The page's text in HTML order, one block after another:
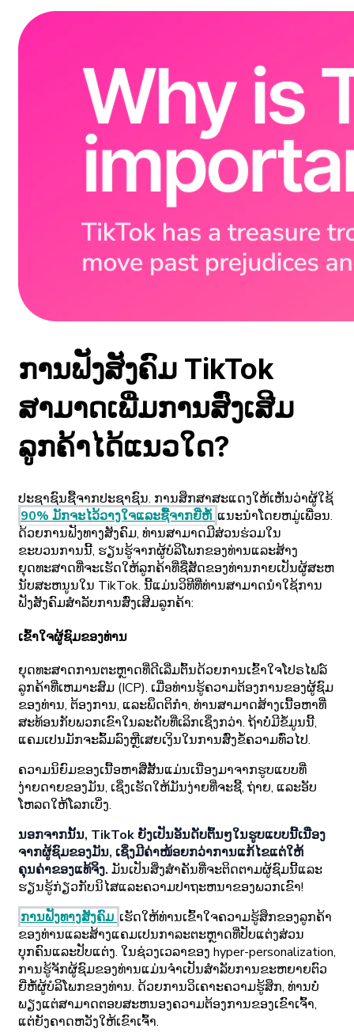
ການຟັງສັງຄົມ TikTok
ສາມາດເພີ່ມການສົ່ງເສີມ
ລູກຄ້າໄດ້ແນວໃດ?
ປະຊາຊົນຊື້ຈາກປະຊາຊົນ. ການສຶກສາສະແດງໃຫ້ເຫັນວ່າຜູ້ໃຊ້
90% ມັກຈະໄວ້ວາງໃຈແລະຊື້ຈາກຍີ່ຫໍ້ ແນະນໍາໂດຍຫມູ່ເພື່ອນ.
ດ້ວຍການຟັງທາງສັງຄົມ, ທ່ານສາມາດມີສ່ວນຮ່ວມໃນ
ຂະບວນການນີ້, ຮຽນຮູ້ຈາກຜູ້ບໍລິໂພກຂອງທ່ານແລະສ້າງ
ຍຸດທະສາດທີ່ຈະເຮັດໃຫ້ລູກຄ້າທີ່ຊື່ສັດຂອງທ່ານກາຍເປັນຜູ້ສະຫ
ນັບສະຫນູນໃນ TikTok. ນີ້ແມ່ນວິທີທີ່ທ່ານສາມາດນໍາໃຊ້ການ
ຟັງສັງຄົມສໍາລັບການສົ່ງເສີມລູກຄ້າ:
ເຂົ້າໃຈຜູ້ຊົມຂອງທ່ານ
ຍຸດທະສາດການຕະຫຼາດທີ່ດີເລີ່ມຕົ້ນດ້ວຍການເຂົ້າໃຈໂປຣໄຟລ໌
ລູກຄ້າທີ່ເຫມາະສົມ (ICP). ເມື່ອທ່ານຮູ້ຄວາມຕ້ອງການຂອງຜູ້ຊົມ
ຂອງທ່ານ, ຕ້ອງການ, ແລະພຶດຕິກໍາ, ທ່ານສາມາດສ້າງເນື້ອຫາທີ່
ສະທ້ອນກັບພວກເຂົາໃນລະດັບທີ່ເລິກເຊິ່ງກວ່າ. ຖ້າບໍ່ມີຂໍ້ມູນນີ້,
ແຄມເປນມັກຈະລົ້ມລົງຫຼືເສຍເງິນໃນການສົ່ງຂໍ້ຄວາມທົ່ວໄປ.
ຄວາມນິຍົມຂອງເນື້ອຫາສື່ສັ້ນແມ່ນເນື່ອງມາຈາກຮູບແບບທີ່
ງ່າຍດາຍຂອງມັນ, ເຊິ່ງເຮັດໃຫ້ມັນງ່າຍທີ່ຈະຊີ້, ຖ່າຍ, ແລະອັບ
ໂຫລດໃຫ້ໂລກເບິ່ງ.
ນອກຈາກນັ້ນ, TikTok ຍັງເປັນອັນດັບຕົ້ນໆໃນຮູບແບບນີ້ເນື່ອງ
ຈາກຜູ້ຊົມຂອງມັນ, ເຊິ່ງມີຄ່າໜ້ອຍກວ່າການແກ້ໄຂແຕ່ໃຫ້
ຄຸນຄ່າຂອງແທ້ຈິງ. ມັນເປັນສິ່ງສໍາຄັນທີ່ຈະຕິດຕາມຜູ້ຊົມນີ້ແລະ
ຮຽນຮູ້ກ່ຽວກັບນິໄສແລະຄວາມປາຖະຫນາຂອງພວກເຂົາ!
ການຟັງທາງສັງຄົມ ເຮັດໃຫ້ທ່ານເຂົ້າໃຈຄວາມຮູ້ສຶກຂອງລູກຄ້າ
ຂອງທ່ານແລະສ້າງແຄມເປນກາລະຕະຫຼາດທີ່ປັບແຕ່ງສ່ວນ
ບຸກຄົນແລະປັບແຕ່ງ. ໃນຊ່ວງເວລາຂອງ hyper-personalization,
ການຮູ້ຈັກຜູ້ຊົມຂອງທ່ານແມ່ນຈໍາເປັນສໍາລັບການຂະຫຍາຍຕົວ
ຍີ່ຫໍ້ຜູ້ບໍລິໂພກຂອງທ່ານ. ດ້ວຍການວິເຄາະຄວາມຮູ້ສຶກ, ທ່ານບໍ່
ພຽງແຕ່ສາມາດຕອບສະຫນອງຄວາມຕ້ອງການຂອງເຂົາເຈົ້າ,
ແຕ່ຍັງຄາດຫວັງໃຫ້ເຂົາເຈົ້າ.